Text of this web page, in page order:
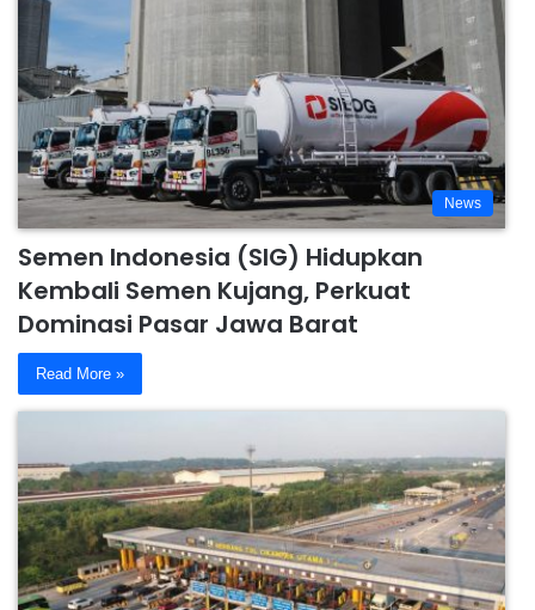
News
Semen Indonesia (SIG) Hidupkan
Kembali Semen Kujang, Perkuat
Dominasi Pasar Jawa Barat
Read More »